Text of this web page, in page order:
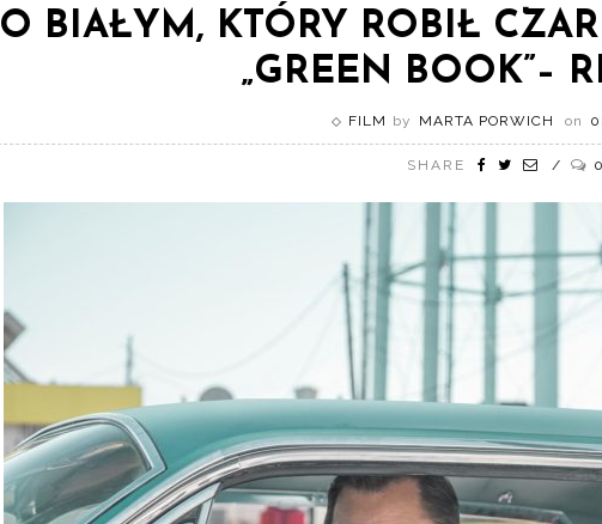
O BIAŁYM, KTÓRY ROBIŁ
„GREEN BOOK”–
FILM by MARTA PORWICH on
SHARE 0